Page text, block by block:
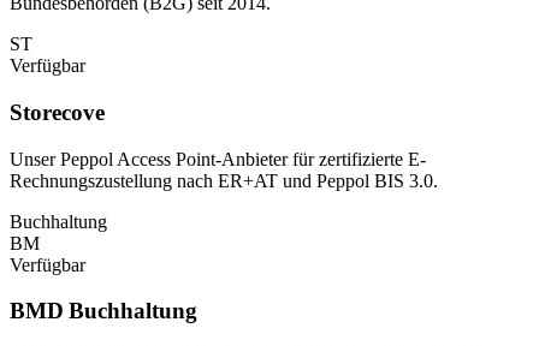
ST
Verfügbar
Storecove
Unser Peppol Access Point-Anbieter für zertifizierte E-
Rechnungszustellung nach ER+AT und Peppol BIS 3.0.
Buchhaltung
BM
Verfügbar
BMD Buchhaltung